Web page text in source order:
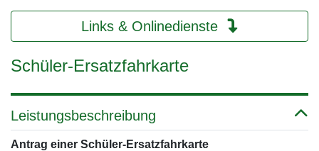
Links & Onlinedienste
Schüler-Ersatzfahrkarte
Leistungsbeschreibung
Antrag einer Schüler-Ersatzfahrkarte